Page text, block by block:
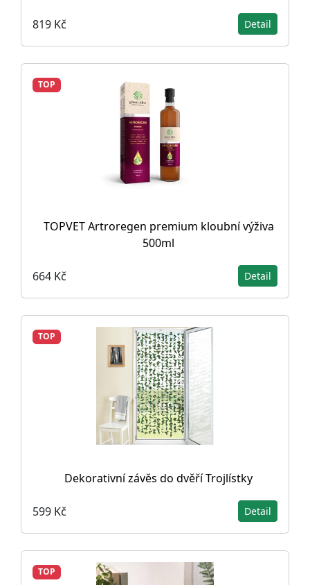
819 Kč Detail
TOP
TOPVET Artroregen premium kloubní výživa
500ml
664 Kč Detail
TOP
Dekorativní závěs do dvěří Trojlístky
599 Kč Detail
TOP